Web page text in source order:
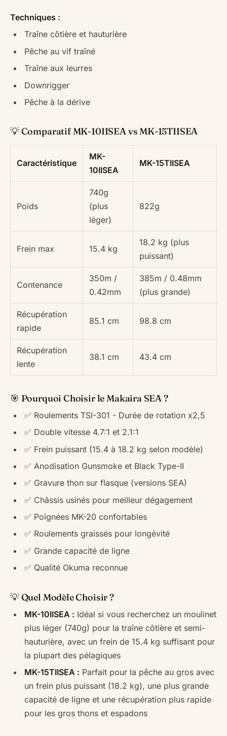
Techniques :
Traîne côtière et hauturière
Pêche au vif traîné
Traîne aux leurres
Downrigger
Pêche à la dérive
💡 Comparatif MK-10IISEA vs MK-15TIISEA
Caractéristique
MK-
10IISEA
MK-15TIISEA
Poids
740g
(plus
léger)
822g
Frein max 15.4 kg
18.2 kg (plus
puissant)
Contenance
350m /
0.42mm
385m / 0.48mm
(plus grande)
Récupération
rapide
85.1 cm 98.8 cm
Récupération
lente
38.1 cm 43.4 cm
🎯 Pourquoi Choisir le Makaira SEA ?
✅ Roulements TSI-301 - Durée de rotation x2,5
✅ Double vitesse 4.7:1 et 2.1:1
✅ Frein puissant (15.4 à 18.2 kg selon modèle)
✅ Anodisation Gunsmoke et Black Type-II
✅ Gravure thon sur flasque (versions SEA)
✅ Châssis usinés pour meilleur dégagement
✅ Poignées MK-20 confortables
✅ Roulements graissés pour longévité
✅ Grande capacité de ligne
✅ Qualité Okuma reconnue
💡 Quel Modèle Choisir ?
MK-10IISEA : Idéal si vous recherchez un moulinet
plus léger (740g) pour la traîne côtière et semi-
hauturière, avec un frein de 15.4 kg suffisant pour
la plupart des pélagiques
MK-15TIISEA : Parfait pour la pêche au gros avec
un frein plus puissant (18.2 kg), une plus grande
capacité de ligne et une récupération plus rapide
pour les gros thons et espadons